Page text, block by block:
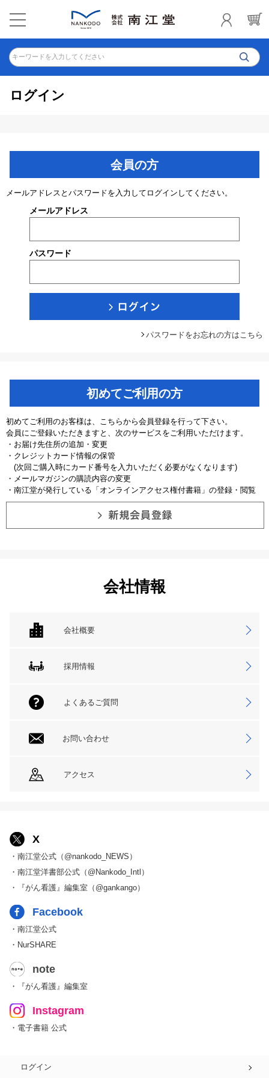
キーワードを入力してください
ログイン
会員の方
メールアドレスとパスワードを入力してログインしてください。
メールアドレス
パスワード
パスワードをお忘れの方はこちら
初めてご利用の方
初めてご利用のお客様は、こちらから会員登録を行って下さい。
会員にご登録いただきますと、次のサービスをご利用いただけます。
・お届け先住所の追加・変更
・クレジットカード情報の保管
(次回ご購入時にカード番号を入力いただく必要がなくなります)
・メールマガジンの購読内容の変更
・南江堂が発行している「オンラインアクセス権付書籍」の登録・閲覧
会社情報
会社概要
採用情報
よくあるご質問
お問い合わせ
アクセス
X
・南江堂公式（@nankodo_NEWS）
・南江堂洋書部公式（@Nankodo_Intl）
・『がん看護』編集室（@gankango）
Facebook
・南江堂公式
・NurSHARE
note
・『がん看護』編集室
Instagram
・電子書籍 公式
ログイン